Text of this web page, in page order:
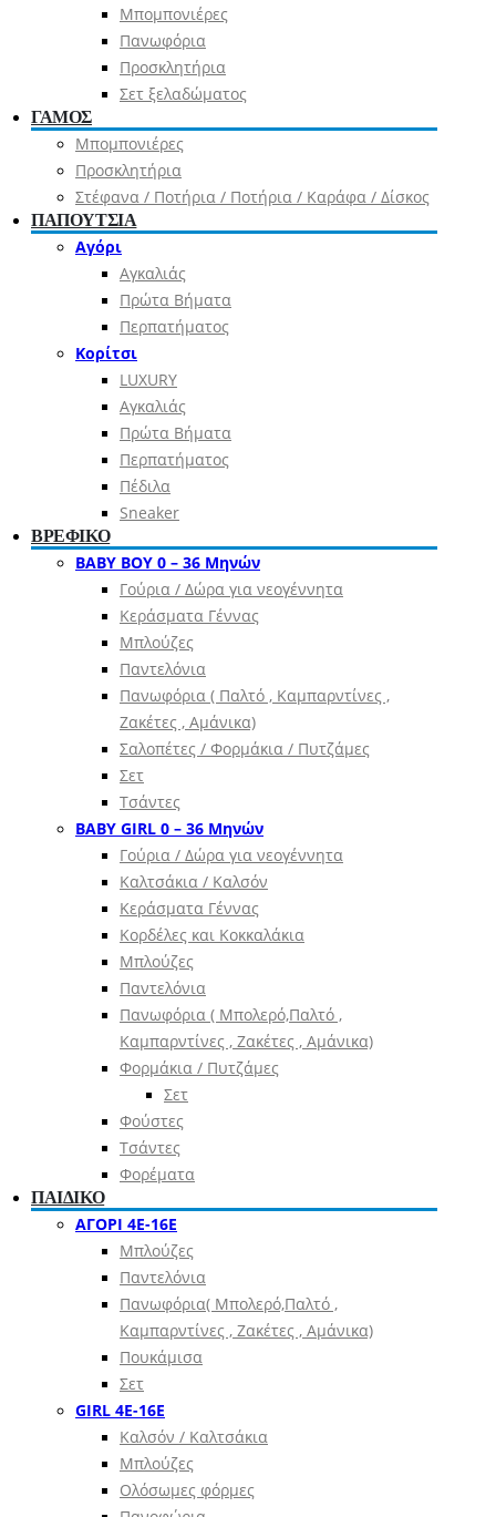
Μπομπονιέρες
Πανωφόρια
Προσκλητήρια
Σετ ξελαδώματος
ΓΑΜΟΣ
Μπομπονιέρες
Προσκλητήρια
Στέφανα / Ποτήρια / Ποτήρια / Καράφα / Δίσκος
ΠΑΠΟΥΤΣΙΑ
Αγόρι
Αγκαλιάς
Πρώτα Βήματα
Περπατήματος
Κορίτσι
LUXURY
Αγκαλιάς
Πρώτα Βήματα
Περπατήματος
Πέδιλα
Sneaker
ΒΡΕΦΙΚΟ
ΒΑΒΥ ΒΟΥ 0 – 36 Μηνών
Γούρια / Δώρα για νεογέννητα
Κεράσματα Γέννας
Μπλούζες
Παντελόνια
Πανωφόρια ( Παλτό , Καμπαρντίνες ,
Ζακέτες , Αμάνικα)
Σαλοπέτες / Φορμάκια / Πυτζάμες
Σετ
Τσάντες
BABY GIRL 0 – 36 Μηνών
Γούρια / Δώρα για νεογέννητα
Καλτσάκια / Καλσόν
Κεράσματα Γέννας
Κορδέλες και Κοκκαλάκια
Μπλούζες
Παντελόνια
Πανωφόρια ( Μπολερό,Παλτό ,
Καμπαρντίνες , Ζακέτες , Αμάνικα)
Φορμάκια / Πυτζάμες
Σετ
Φούστες
Τσάντες
Φορέματα
ΠΑΙΔΙΚΟ
ΑΓΟΡΙ 4Ε-16Ε
Μπλούζες
Παντελόνια
Πανωφόρια( Μπολερό,Παλτό ,
Καμπαρντίνες , Ζακέτες , Αμάνικα)
Πουκάμισα
Σετ
GIRL 4Ε-16Ε
Καλσόν / Καλτσάκια
Μπλούζες
Ολόσωμες φόρμες